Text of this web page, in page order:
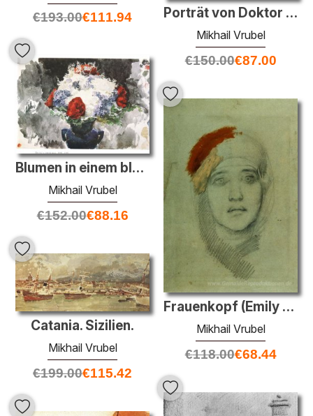
Porträt von Doktor Fiodor Usoltsev
Mikhail Vrubel
€150.00€87.00
€193.00€111.94
Blumen in einem blauen Vase
Mikhail Vrubel
€152.00€88.16
Frauenkopf (Emily L. Prahova)
Mikhail Vrubel
€118.00€68.44
Catania. Sizilien.
Mikhail Vrubel
€199.00€115.42